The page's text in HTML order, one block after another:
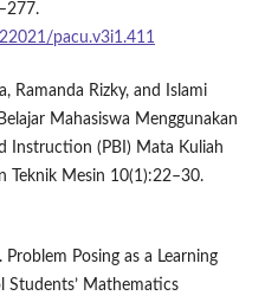
pacu.v3i1.411
Ramanda Rizky, and Islami
Mahasiswa Menggunakan
Instruction (PBI) Mata Kuliah
Teknik Mesin 10(1):22–30.
Posing as a Learning
Students’ Mathematics